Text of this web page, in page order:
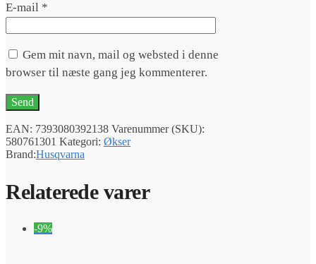
E-mail *
Gem mit navn, mail og websted i denne
browser til næste gang jeg kommenterer.
EAN: 7393080392138 Varenummer (SKU):
580761301 Kategori: Økser
Brand:Husqvarna
Relaterede varer
-9%